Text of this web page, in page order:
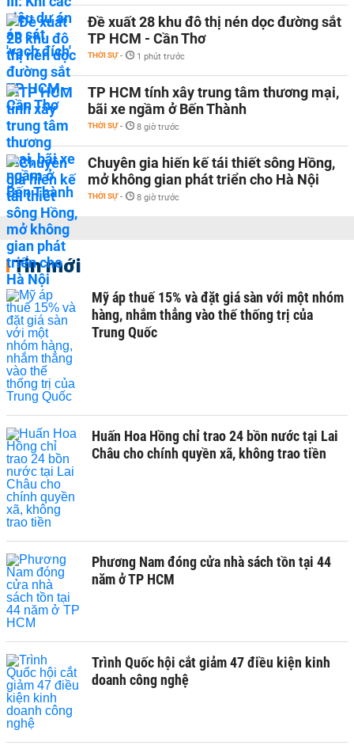
Đề xuất 28 khu đô thị nén dọc đường sắt
TP HCM - Cần Thơ
THỜI SỰ - 1 phút trước
TP HCM tính xây trung tâm thương mại,
bãi xe ngầm ở Bến Thành
THỜI SỰ - 8 giờ trước
Chuyên gia hiến kế tái thiết sông Hồng,
mở không gian phát triển cho Hà Nội
THỜI SỰ - 8 giờ trước
Tin mới
Mỹ áp thuế 15% và đặt giá sàn với một nhóm
hàng, nhắm thẳng vào thế thống trị của
Trung Quốc
Huấn Hoa Hồng chỉ trao 24 bồn nước tại Lai
Châu cho chính quyền xã, không trao tiền
Phương Nam đóng cửa nhà sách tồn tại 44
năm ở TP HCM
Trình Quốc hội cắt giảm 47 điều kiện kinh
doanh công nghệ